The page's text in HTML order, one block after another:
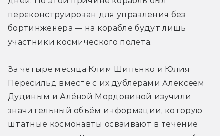
переконструирован для управления без
бортинженера — на корабле будут лишь
участники космического полета.
За четыре месяца Клим Шипенко и Юлия
Пересильд вместе с их дублёрами Алексеем
Дудиным и Алёной Мордовиной изучили
значительный объём информации, которую
штатные космонавты осваивают в течение